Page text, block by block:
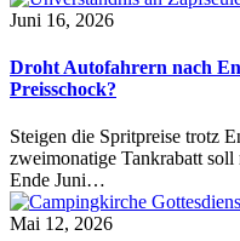
Juni 16, 2026
Droht Autofahrern nach
Preisschock?
Steigen die Spritpreise trotz
zweimonatige Tankrabatt
Ende Juni…
Mai 12, 2026